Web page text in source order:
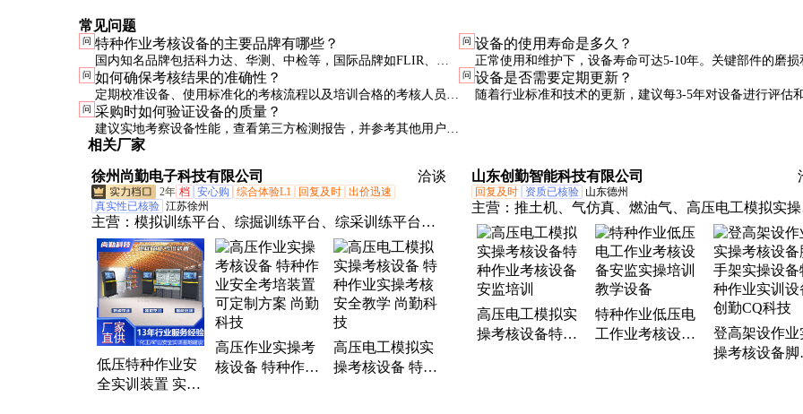
常见问题
问 特种作业考核设备的主要品牌有哪些？
国内知名品牌包括科力达、华测、中检等，国际品牌如FLIR、
Honeywell等也有相关产品。选择时需根据具体需求和预算进行权
衡。
问 设备的使用寿命是多久？
正常使用和维护下，设备寿命可达5-10年。关键部件的磨损
元件的老化是影响寿命的主要因素。
问 如何确保考核结果的准确性？
定期校准设备、使用标准化的考核流程以及培训合格的考核人员，
是确保考核结果准确性的关键。
问 设备是否需要定期更新？
随着行业标准和技术的更新，建议每3-5年对设备进行评估
问 采购时如何验证设备的质量？
建议实地考察设备性能，查看第三方检测报告，并参考其他用户的
评价和使用经验。
相关厂家
徐州尚勤电子科技有限公司 洽谈
2年 档 安心购 综合体验L1 回复及时 出价迅速
真实性已核验 江苏徐州
主营： 模拟训练平台、综掘训练平台、综采训练平台、
智能通风系统、矿山安全实训基地、煤矿培训设备、煤
矿安全教学、矿山培训设备
低压特种作业安
全实训装置 实操
高压作业实操考
核设备 特种作业
高压电工模拟实
操考核设备 特种
山东创勤智能科技有限公司
回复及时 资质已核验 山东德州
主营： 推土机、气仿真、燃油气、高压电工模拟实操
核、教学仪、升降机、教学机、灭菌器、起重机、lng
车、热载体、消防员、打绳结、模拟机、lpg槽车、石
气、装载机、挖掘机、模拟器、桥门吊、vr图书馆、
拟报警、焊接实操、模拟灭火、气瓶充装、烟雾逃生
高压电工模拟实
操考核设备特种
特种作业低压电
工作业考核设备
登高架设作业
操考核设备脚